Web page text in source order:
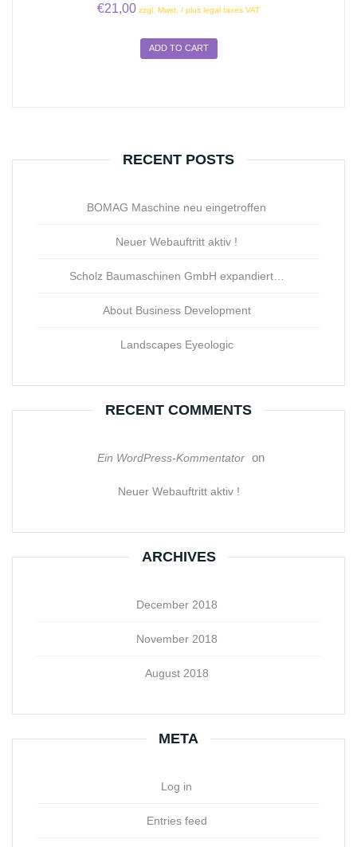
€21,00 zzgl. Mwst. / plus legal taxes VAT
ADD TO CART
RECENT POSTS
BOMAG Maschine neu eingetroffen
Neuer Webauftritt aktiv !
Scholz Baumaschinen GmbH expandiert…
About Business Development
Landscapes Eyeologic
RECENT COMMENTS
Ein WordPress-Kommentator on
Neuer Webauftritt aktiv !
ARCHIVES
December 2018
November 2018
August 2018
META
Log in
Entries feed